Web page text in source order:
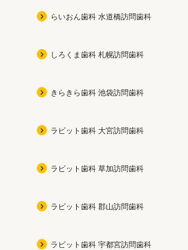
らいおん歯科 水道橋訪問歯科
しろくま歯科 札幌訪問歯科
きらきら歯科 池袋訪問歯科
ラビット歯科 大宮訪問歯科
ラビット歯科 草加訪問歯科
ラビット歯科 郡山訪問歯科
ラビット歯科 宇都宮訪問歯科